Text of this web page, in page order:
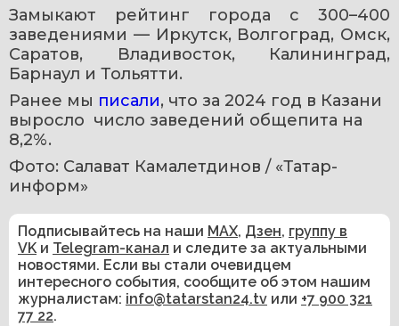
Замыкают рейтинг города с 300–400
заведениями — Иркутск, Волгоград, Омск,
Саратов, Владивосток, Калининград,
Барнаул и Тольятти.
Ранее мы писали, что за 2024 год в Казани
выросло  число заведений общепита на
8,2%.
Фото: Салават Камалетдинов / «Татар-
информ»
Подписывайтесь на наши MAX, Дзен, группу в
VK и Telegram-канал и следите за актуальными
новостями. Если вы стали очевидцем
интересного события, сообщите об этом нашим
журналистам: info@tatarstan24.tv или +7 900 321
77 22.